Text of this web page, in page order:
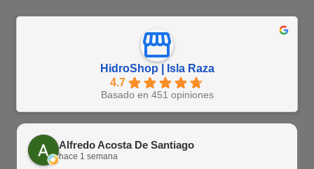
HidroShop | Isla Raza
4.7
Basado en 451 opiniones
Alfredo Acosta De Santiago
hace 1 semana